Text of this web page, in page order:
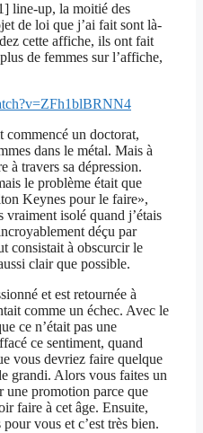
line-up, la moitié des
de loi que j’ai fait sont là-
cette affiche, ils ont fait
de femmes sur l’affiche,
commencé un doctorat,
dans le métal. Mais à
à travers sa dépression.
le problème était que
Keynes pour le faire»,
vraiment isolé quand j’étais
déçu par
consistait à obscurcir le
clair que possible.
et est retournée à
comme un échec. Avec le
ce n’était pas une
ce sentiment, quand
vous devriez faire quelque
grandi. Alors vous faites un
une promotion parce que
faire à cet âge. Ensuite,
vous et c’est très bien.